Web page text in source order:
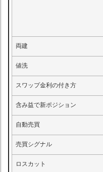
両建
値洗
スワップ金利の付き方
含み益で新ポジション
自動売買
売買シグナル
ロスカット